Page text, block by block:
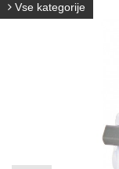
Vse kategorije